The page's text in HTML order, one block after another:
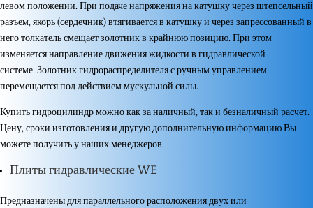
левом положении. При подаче напряжения на катушку через штепсельный
разъем, якорь (сердечник) втягивается в катушку и через запрессованный в
него толкатель смещает золотник в крайнюю позицию. При этом
изменяется направление движения жидкости в гидравлической
системе. Золотник гидрораспределителя с ручным управлением
перемещается под действием мускульной силы.
Купить гидроцилиндр можно как за наличный, так и безналичный расчет.
Цену, сроки изготовления и другую дополнительную информацию Вы
можете получить у наших менеджеров.
Плиты гидравлические​ WE
Предназначены для параллельного расположения двух или